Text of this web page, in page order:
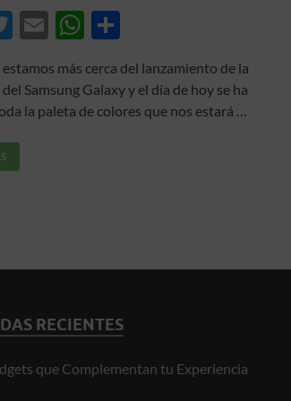
T
itt
er
E
ail
W
at
s
m
p
estamos más cerca del lanzamiento de la
del Samsung Galaxy y el día de hoy se ha
la paleta de colores que nos estará …
RECIENTES
que Complementan tu Experiencia